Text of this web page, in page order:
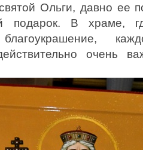
Ольги, давно ее
подарок. В храме,
очень